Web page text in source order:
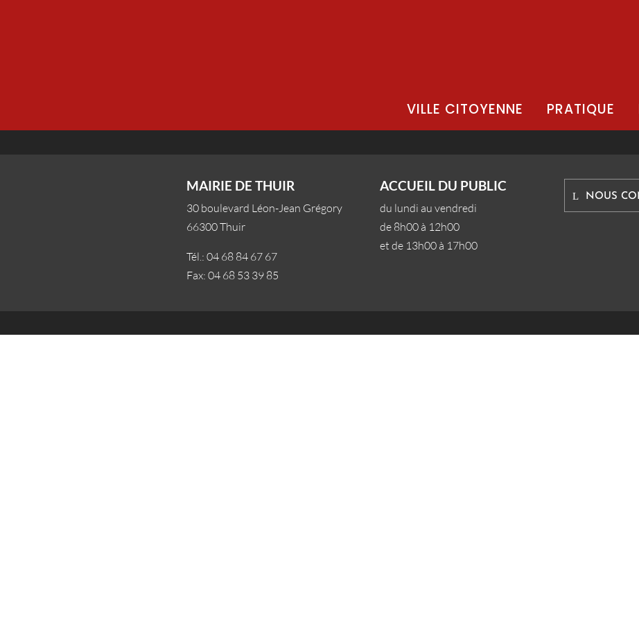
VILLE CITOYENNE PRATIQUE
MAIRIE DE THUIR
30 boulevard Léon-Jean Grégory
66300 Thuir
Tél.: 04 68 84 67 67
Fax: 04 68 53 39 85
ACCUEIL DU PUBLIC
du lundi au vendredi
de 8h00 à 12h00
et de 13h00 à 17h00
NOUS